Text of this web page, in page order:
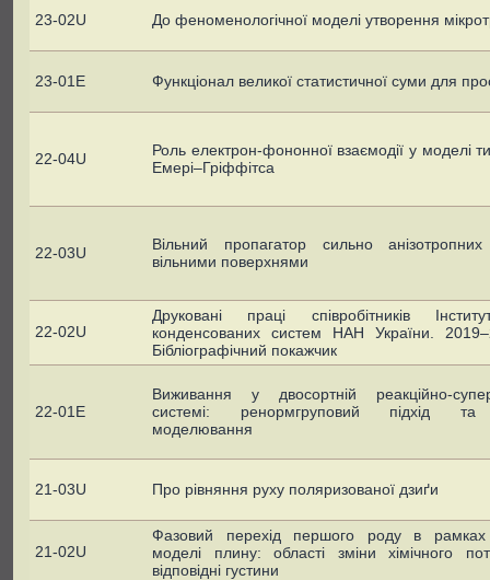
23-02U До феноменологічної моделі утворення
23-01E Функціонал великої статистичної суми для
22-04U
Роль електрон-фононної взаємодії у моделі
Емері–Гріффітса
22-03U
Вільний пропагатор сильно
вільними поверхнями
22-02U
Друковані праці співробітників
конденсованих систем НАН України.
Бібліографічний покажчик
22-01E
Виживання у двосортній реакційно-
системі: ренормгруповий підхід та
моделювання
21-03U Про рівняння руху поляризованої дзиґи
21-02U
Фазовий перехід першого роду в рамках
моделі плину: області зміни хімічного
відповідні густини